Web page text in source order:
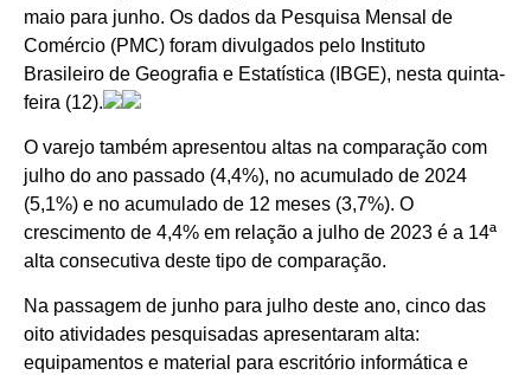
maio para junho. Os dados da Pesquisa Mensal de
Comércio (PMC) foram divulgados pelo Instituto
Brasileiro de Geografia e Estatística (IBGE), nesta quinta-
feira (12).
O varejo também apresentou altas na comparação com
julho do ano passado (4,4%), no acumulado de 2024
(5,1%) e no acumulado de 12 meses (3,7%). O
crescimento de 4,4% em relação a julho de 2023 é a 14ª
alta consecutiva deste tipo de comparação.
Na passagem de junho para julho deste ano, cinco das
oito atividades pesquisadas apresentaram alta:
equipamentos e material para escritório informática e